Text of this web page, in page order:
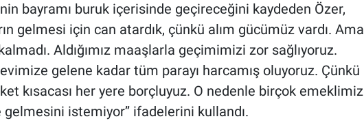
bayramı buruk içerisinde geçireceğini kaydeden Özer,
gelmesi için can atardık, çünkü alım gücümüz vardı. Ama
Aldığımız maaşlarla geçimimizi zor sağlıyoruz.
evimize gelene kadar tüm parayı harcamış oluyoruz. Çünkü
kısacası her yere borçluyuz. O nedenle birçok emeklimiz
istemiyor’’ ifadelerini kullandı.